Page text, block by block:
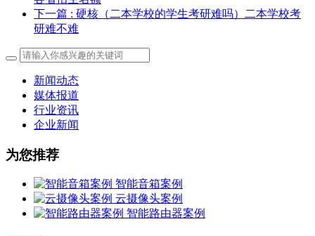
下一篇 : 硬核（二本学校的学生考研难吗）二本学校考
研难不难
新闻动态
媒体报道
行业资讯
企业新闻
为您推荐
智能音箱案例
云摄像头案例
智能路由器案例